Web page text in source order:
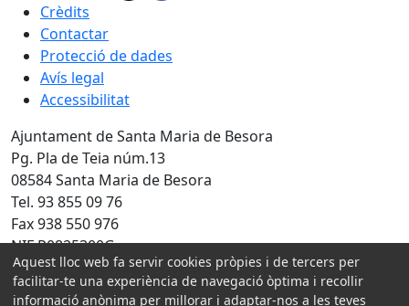
Crèdits
Contactar
Protecció de dades
Avís legal
Accessibilitat
Ajuntament de Santa Maria de Besora
Pg. Pla de Teia núm.13
08584 Santa Maria de Besora
Tel. 93 855 09 76
Fax 938 550 976
NIF P0825300G
Amb la col·laboració de:
Aquest lloc web fa servir cookies pròpies i de tercers per
facilitar-te una experiència de navegació òptima i recollir
informació anònima per millorar i adaptar-nos a les teves